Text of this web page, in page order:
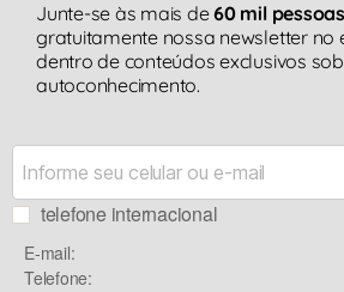
Junte-se às mais de60 mil pessoas
gratuitamente nossa newsletter no
dentro de conteúdos exclusivos
autoconhecimento.
telefone internacional
E-mail:
Telefone: